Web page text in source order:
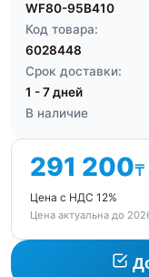
WF80-95B410
Код товара:
6028448
Срок доставки:
1 - 7 дней
В наличие
291 200₸
Цена с НДС 12%
Цена актуальна до